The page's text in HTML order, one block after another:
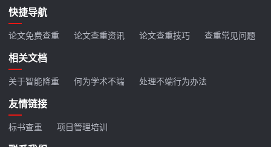
快捷导航
论文免费查重 论文查重资讯 论文查重技巧 查重常见问题
相关文档
关于智能降重 何为学术不端 处理不端行为办法
友情链接
标书查重 项目管理培训